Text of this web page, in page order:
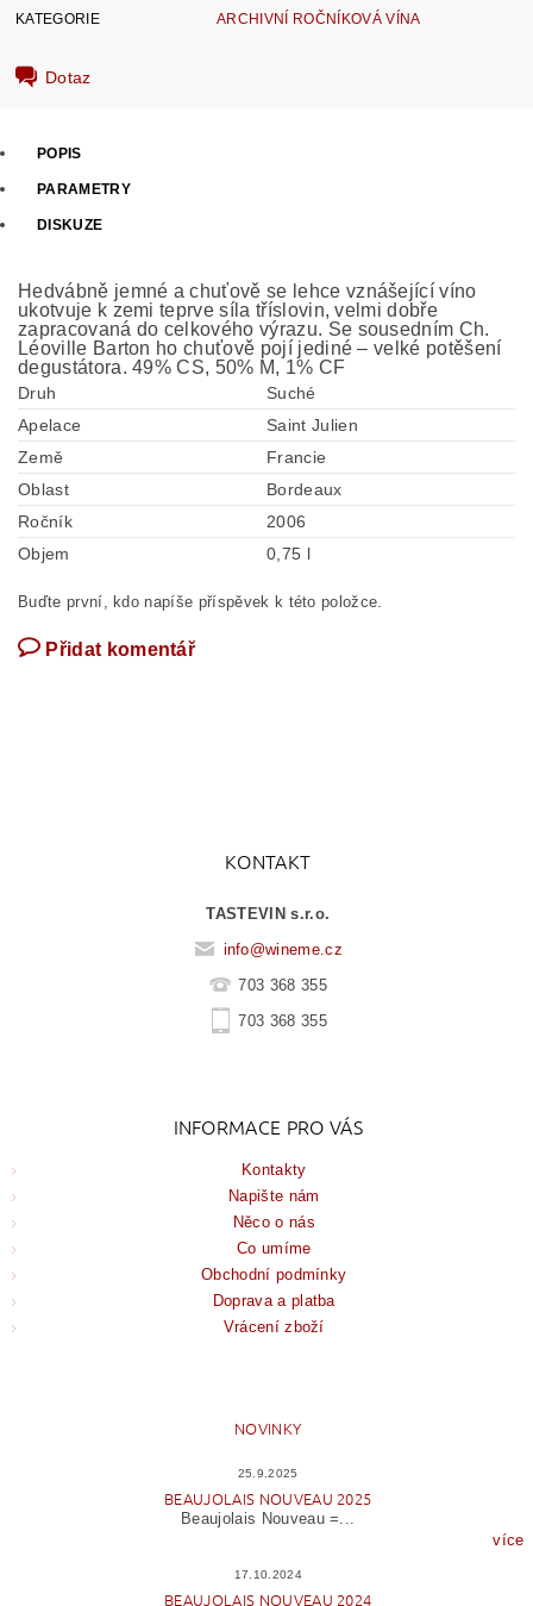
KATEGORIE
ARCHIVNÍ ROČNÍKOVÁ VÍNA
Dotaz
POPIS
PARAMETRY
DISKUZE
Hedvábně jemné a chuťově se lehce vznášející víno
ukotvuje k zemi teprve síla tříslovin, velmi dobře
zapracovaná do celkového výrazu. Se sousedním Ch.
Léoville Barton ho chuťově pojí jediné – velké potěšení
degustátora. 49% CS, 50% M, 1% CF
Druh
Suché
Apelace
Saint Julien
Země
Francie
Oblast
Bordeaux
Ročník
2006
Objem
0,75 l
Buďte první, kdo napíše příspěvek k této položce.
Přidat komentář
KONTAKT
TASTEVIN s.r.o.
info@wineme.cz
703 368 355
703 368 355
INFORMACE PRO VÁS
Kontakty
Napište nám
Něco o nás
Co umíme
Obchodní podmínky
Doprava a platba
Vrácení zboží
NOVINKY
25.9.2025
BEAUJOLAIS NOUVEAU 2025
Beaujolais Nouveau =...
více
17.10.2024
BEAUJOLAIS NOUVEAU 2024